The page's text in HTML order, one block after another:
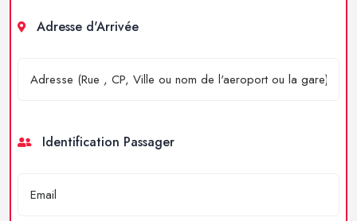
Adresse d'Arrivée
Identification Passager